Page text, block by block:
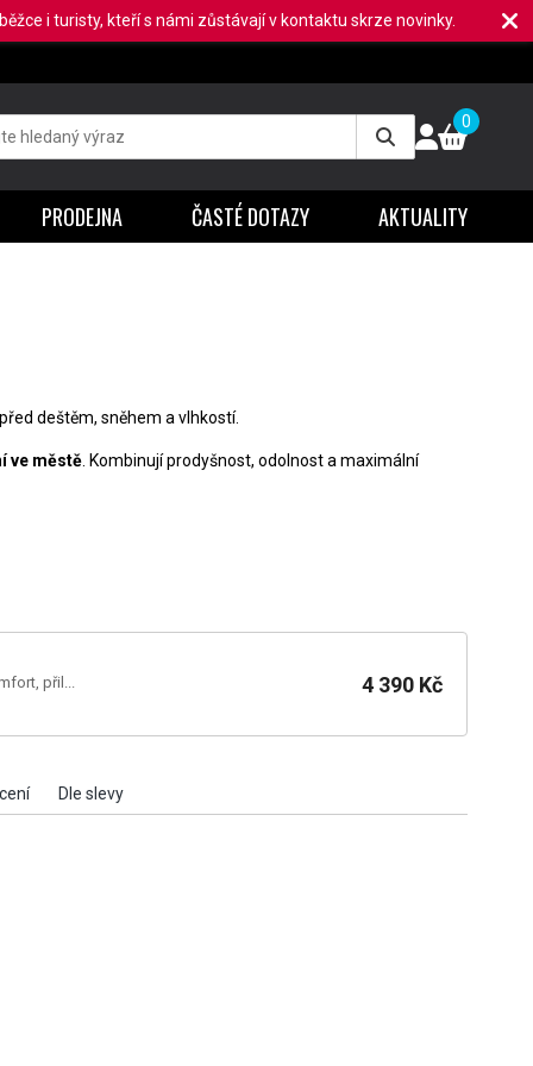
0
PRODEJNA ČASTÉ DOTAZY AKTUALITY
deštěm, sněhem a vlhkostí.
ve městě . Kombinují prodyšnost, odolnost a maximální
přil... 4 390 Kč
i turisty, kteří s námi zůstávají v kontaktu skrze novinky.